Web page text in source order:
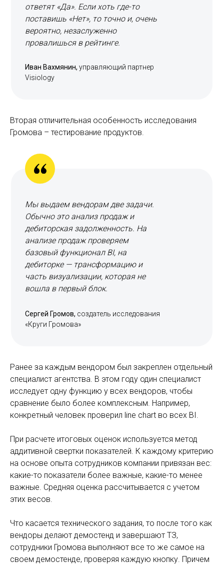
ответят «Да». Если хоть где-то
поставишь «Нет», то точно и, очень
вероятно, незаслуженно
провалишься в рейтинге.
Иван Вахмянин, управляющий партнер
Visiology
Вторая отличительная особенность исследования
Громова – тестирование продуктов.
Мы выдаем вендорам две задачи.
Обычно это анализ продаж и
дебиторская задолженность. На
анализе продаж проверяем
базовый функционал BI, на
дебиторке — трансформацию и
часть визуализации, которая не
вошла в первый блок.
Сергей Громов, создатель исследования
«Круги Громова»
Ранее за каждым вендором был закреплен отдельный
специалист агентства. В этом году один специалист
исследует одну функцию у всех вендоров, чтобы
сравнение было более комплексным. Например,
конкретный человек проверил line chart во всех BI.
При расчете итоговых оценок используется метод
аддитивной свертки показателей. К каждому критерию
на основе опыта сотрудников компании привязан вес:
какие-то показатели более важные, какие-то менее
важные. Средняя оценка рассчитывается с учетом
этих весов.
Что касается технического задания, то после того как
вендоры делают демостенд и завершают ТЗ,
сотрудники Громова выполняют все то же самое на
своем демостенде, проверяя каждую кнопку. Причем